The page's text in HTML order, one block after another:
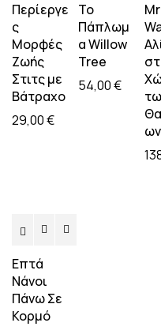
Περίεργε
ς
Μορφές
Ζωής
Στιτς με
Βάτραχο
29,00€
Το
Πάπλωμ
α Willow
Tree
54,00€
ων
Επτά
Νάνοι
Πάνω Σε
Κορμό